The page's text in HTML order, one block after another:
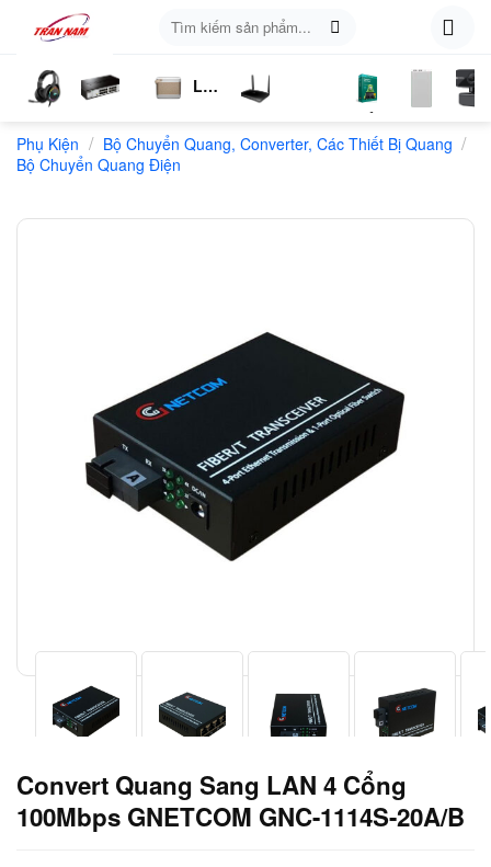
content
kiếm:
Nghe
Chia
Mạng
Loa
LTE
Sóng
Phần
Mềm
Kiện
Phụ Kiện / Bộ Chuyển Quang, Converter, Các Thiết Bị Quang /
Bộ Chuyển Quang Điện
Convert Quang Sang LAN 4 Cổng
100Mbps GNETCOM GNC-1114S-20A/B